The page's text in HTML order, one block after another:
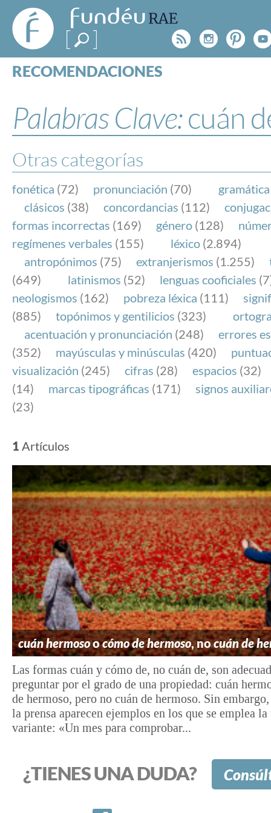
FundéuRAE
- Fundación
del Español
Urgente
Rss
RECOMENDACIONES
ESPECIALES
BLOG
NOTICIAS
SOBRE LA FUNDÉURAE
FundéuRAE es una fundación patrocinada por la
y la Real Academia Española, cuyo objetivo es
el buen uso del español en los medios de
Internet.
Palabras Clave:cuán
Otras categorías
fonética (72) pronunciación (70) gramática
clásicos (38) concordancias (112)
formas incorrectas (169) género (128)
regímenes verbales (155) léxico (2.894)
antropónimos (75) extranjerismos (1.255)
(649)
latinismos (52) lenguas cooficiales
neologismos (162) pobreza léxica (111)
(885)
topónimos y gentilicios (323)
acentuación y pronunciación (248)
errores
(352)
mayúsculas y minúsculas (420)
visualización (245) cifras (28) espacios (32)
(14)
marcas tipográficas (171)
signos
(23)
1 Artículos
cuán hermosoocómo de hermoso, nocuán de
Las formas cuán y cómo de, no cuán de, son
preguntar por el grado de una propiedad: cuán
de hermoso, pero no cuán de hermoso. Sin embargo,
la prensa aparecen ejemplos en los que se emplea la
variante: «Un mes para comprobar...
¿TIENES UNA DUDA?